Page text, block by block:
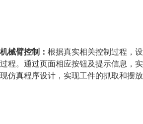
机械臂控制 ： 根据真实相关控制过程，
过程。通过页面相应按钮及提示信息，
现仿真程序设计，实现工件的抓取和摆放